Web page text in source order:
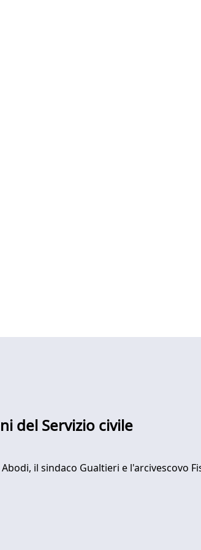
del Servizio civile
il sindaco Gualtieri e l'arcivescovo